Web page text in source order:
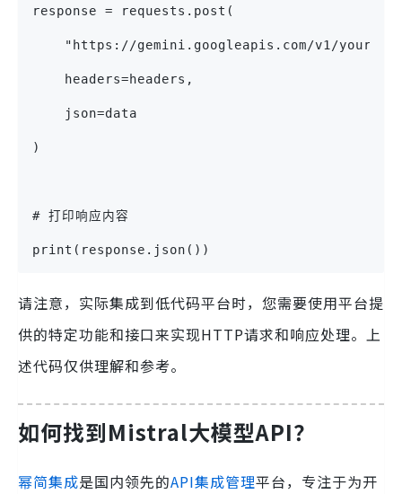
response = requests.post(
"https://gemini.googleapis.com/v1/your-
    headers=headers,
    json=data
)
# 打印响应内容
print(response.json())
请注意，实际集成到低代码平台时，您需要使用平台提
供的特定功能和接口来实现HTTP请求和响应处理。上
述代码仅供理解和参考。
如何找到Mistral大模型API？
幂简集成是国内领先的API集成管理平台，专注于为开